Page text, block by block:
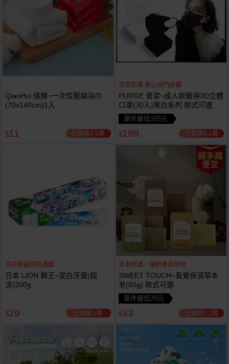
QianHui 倩揮~一次性壓縮浴巾
(70x140cm)1入
$11 已銷售1.1萬
日常防護 安心出門必備
PURGE 普潔~成人款醫用3D立體
口罩(30入)黑白系列 款式可選
單件最低165元
$199 已銷售9.1萬
亮白美齒防蛀護齦
日本 LION 獅王~潔白牙膏(超
涼)200g
$29 已銷售3萬
越多越
便宜
草本呵護，讓肌膚森呼吸
SWEET TOUCH~直覺保濕草本
皂(80g) 款式可選
單件最低29元
$33 已銷售7.1萬